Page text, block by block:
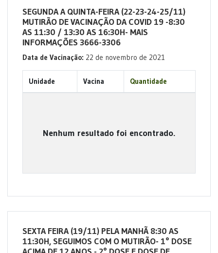
SEGUNDA A QUINTA-FEIRA (22-23-24-25/11)
MUTIRÃO DE VACINAÇÃO DA COVID 19 -8:30
AS 11:30 / 13:30 AS 16:30H- MAIS
INFORMAÇÕES 3666-3306
Data de Vacinação: 22 de novembro de 2021
Unidade Vacina Quantidade
Nenhum resultado foi encontrado.
SEXTA FEIRA (19/11) PELA MANHÃ 8:30 AS
11:30H, SEGUIMOS COM O MUTIRÃO- 1° DOSE